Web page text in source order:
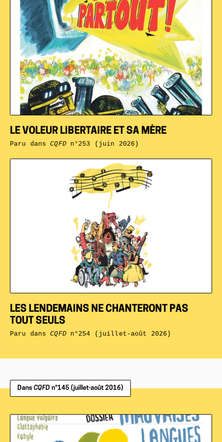
LES LENDEMAINS NE CHANTERONT PAS
TOUT SEULS
Paru dansCQFDn°254 (juillet-août 2026)
LE VOLEUR LIBERTAIRE ET SA MÈRE
Paru dansCQFDn°253 (juin 2026)
Dans CQFD n°145 (juillet-août 2016)